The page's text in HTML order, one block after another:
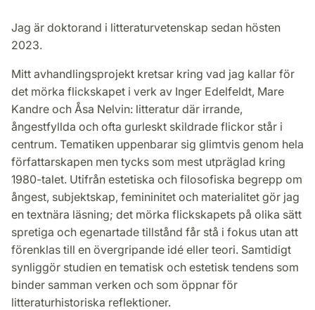
Jag är doktorand i litteraturvetenskap sedan hösten
2023.
Mitt avhandlingsprojekt kretsar kring vad jag kallar för
det mörka flickskapet i verk av Inger Edelfeldt, Mare
Kandre och Åsa Nelvin: litteratur där irrande,
ångestfyllda och ofta gurleskt skildrade flickor står i
centrum. Tematiken uppenbarar sig glimtvis genom hela
författarskapen men tycks som mest utpräglad kring
1980-talet. Utifrån estetiska och filosofiska begrepp om
ångest, subjektskap, femininitet och materialitet gör jag
en textnära läsning; det mörka flickskapets på olika sätt
spretiga och egenartade tillstånd får stå i fokus utan att
förenklas till en övergripande idé eller teori. Samtidigt
synliggör studien en tematisk och estetisk tendens som
binder samman verken och som öppnar för
litteraturhistoriska reflektioner.